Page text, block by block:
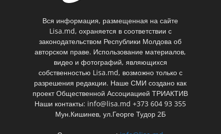
Вся информация, размещенная на сайте
Lisa.md, охраняется в соответствии с
законодательством Республики Молдова об
авторском праве. Использование материалов,
видео и фотографий, являющихся
собственностью Lisa.md, возможно только с
разрешения редакции. Наше СМИ создано как
проект Общественной Ассоциацией ТРИАКТИВ
Наши контакты: info@lisa.md +373 604 93 355
Мун.Кишинев, ул.Георге Тудор 2Б